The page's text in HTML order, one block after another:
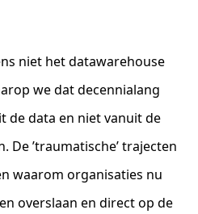
niet het datawarehouse
we dat decennialang
de data en niet vanuit de
De ’traumatische’ trajecten
waarom organisaties nu
overslaan en direct op de